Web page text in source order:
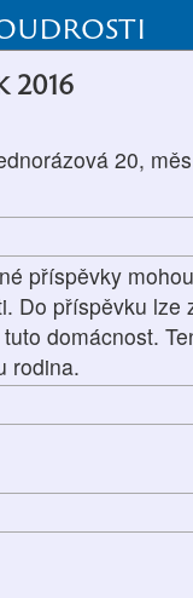
20,
příspěvky
Do příspěvku lze
domácnost.
rodina.